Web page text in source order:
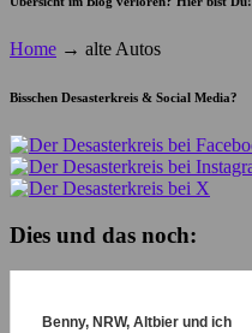
Home → alte Autos
Bisschen Desasterkreis & Social Media?
Dies und das noch:
Benny, NRW, Altbier und ich